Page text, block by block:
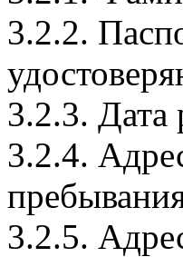
3.2.2.
3.2.3. Дата
3.2.4.
3.2.5.